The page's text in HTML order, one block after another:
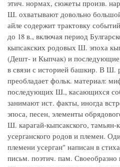
этич. нормах, сюжеты произв.
Ш. охватывают довольно
айле содержит трактовку
до 18 в., включая период
кыпсакских родовых Ш. эпоха
(Дешт- и Кыпчак) и последующие
в связи с историей башкир. В Ш.
преобладает фольк. материал:
последующих Ш., касающихся
занимают ист. факты, иногда
эпоса, песен, элементы
Ш. карагай-кыпсакского, тамьян-
усерганского родов и племен.
племени усерган" написан в
письм. поэтич. пам.